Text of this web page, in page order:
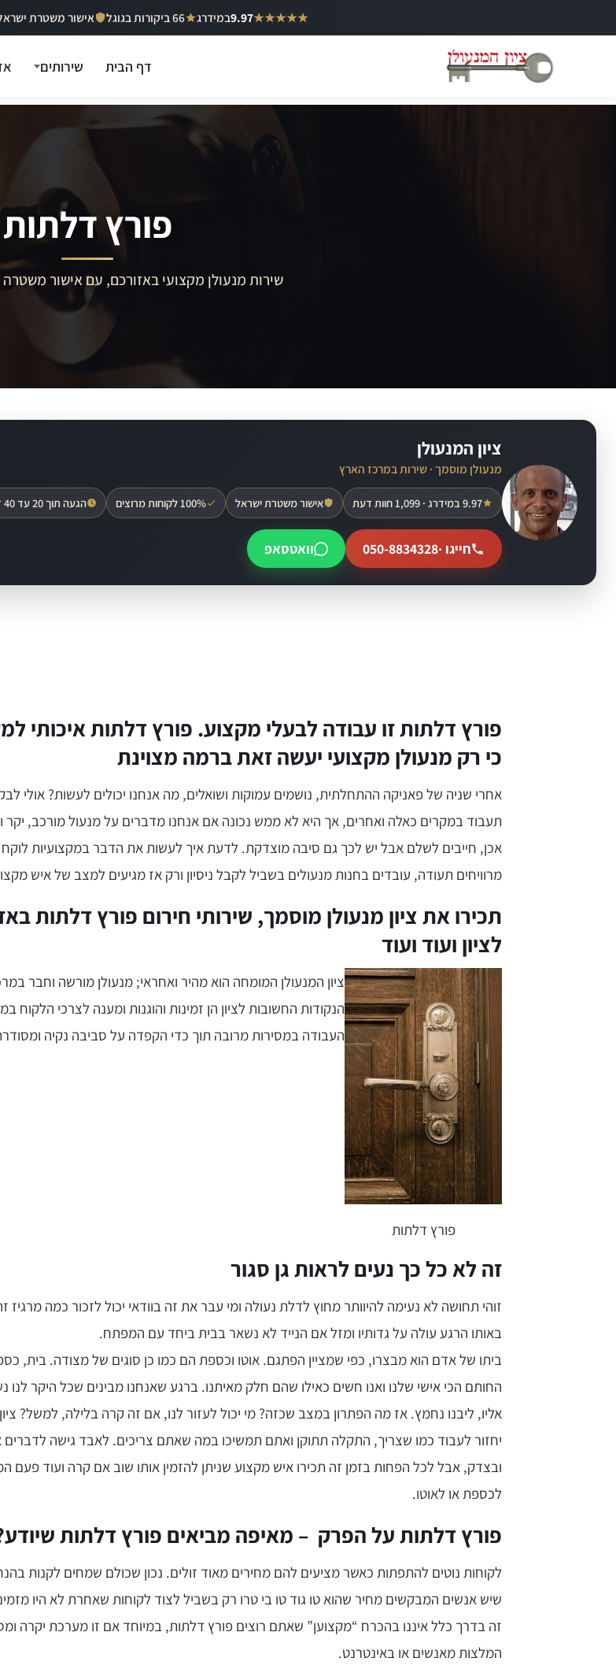
לתוכן
★★★★★
9.97במידרג 66 ביקורות בגוגל אישור משטרת
דף הבית שירותים
פורץ דלתות
שירות מנעולן מקצועי באזורכם, עם אישור משטרה ודירוג
ציון המנעולן
מנעולן מוסמך · שירות במרכז הארץ
9.97 במידרג · 1,099 חוות דעת אישור משטרת ישראל 100% לקוחות מרוצים הגעה תוך 20 עד 40 דקות
חייגו ·050-8834328 וואטסאפ
פורץ דלתות זו עבודה לבעלי מקצוע. פורץ דלתות איכותי
כי רק מנעולן מקצועי יעשה זאת ברמה מצוינת
אחרי שניה של פאניקה ההתחלתית, נושמים עמוקות ושואלים, מה אנחנו יכולים לעשות? אולי
תעבוד במקרים כאלה ואחרים, אך היא לא ממש נכונה אם אנחנו מדברים על מנעול מורכב,
אכן, חייבים לשלם אבל יש לכך גם סיבה מוצדקת. לדעת איך לעשות את הדבר במקצועיות
מרוויחים תעודה, עובדים בחנות מנעולים בשביל לקבל ניסיון ורק אז מגיעים למצב של איש
תכירו את ציון מנעולן מוסמך, שירותי חירום פורץ דלתות
לציון ועוד ועוד
פורץ דלתות
ציון המנעולן המומחה הוא מהיר ואחראי; מנעולן מורשה וחבר
הנקודות החשובות לציון הן זמינות והוגנות ומענה לצרכי הלקוח
העבודה במסירות מרובה תוך כדי הקפדה על סביבה נקיה
זה לא כל כך נעים לראות גן סגור
זוהי תחושה לא נעימה להיוותר מחוץ לדלת נעולה ומי עבר את זה בוודאי יכול לזכור כמה מרגיז
באותו הרגע עולה על גדותיו ומזל אם הנייד לא נשאר בבית ביחד עם המפתח.
ביתו של אדם הוא מבצרו, כפי שמציין הפתגם. אוטו וכספת הם כמו כן סוגים של מצודה. בית,
החותם הכי אישי שלנו ואנו חשים כאילו שהם חלק מאיתנו. ברגע שאנחנו מבינים שכל היקר לנו
אליו, ליבנו נחמץ. אז מה הפתרון במצב שכזה? מי יכול לעזור לנו, אם זה קרה בלילה, למשל?
יחזור לעבוד כמו שצריך, התקלה תתוקן ואתם תמשיכו במה שאתם צריכים. לאבד גישה לדברים
ובצדק, אבל לכל הפחות בזמן זה תכירו איש מקצוע שניתן להזמין אותו שוב אם קרה ועוד פעם
לכספת או לאוטו.
פורץ דלתות על הפרק – מאיפה מביאים פורץ דלתות
לקוחות נוטים להתפתות כאשר מציעים להם מחירים מאוד זולים. נכון שכולם שמחים לקנות
שיש אנשים המבקשים מחיר שהוא טו גוד טו בי טרו רק בשביל לצוד לקוחות שאחרת לא היו
זה בדרך כלל איננו בהכרח “מקצוען” שאתם רוצים פורץ דלתות, במיוחד אם זו מערכת יקרה
המלצות מאנשים או באינטרנט.